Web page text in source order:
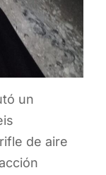
un
de aire